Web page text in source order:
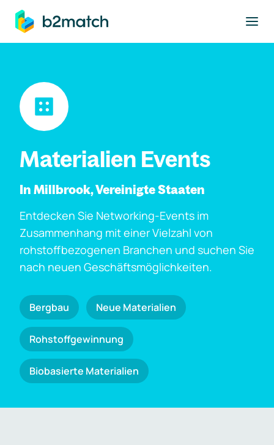
springen
Materialien Events
In Millbrook, Vereinigte Staaten
Entdecken Sie Networking-Events im
Zusammenhang mit einer Vielzahl von
rohstoffbezogenen Branchen und suchen Sie
nach neuen Geschäftsmöglichkeiten.
Bergbau Neue Materialien
Rohstoffgewinnung
Biobasierte Materialien